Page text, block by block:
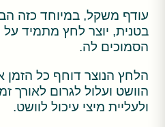
עודף משקל, במיוחד כזה
בטנית, יוצר לחץ מתמיד על
הסמוכים לה.
הלחץ הנוצר דוחף כל הזמן
הוושט ועלול לגרום לאורך
ולעליית מיצי עיכול לוושט.